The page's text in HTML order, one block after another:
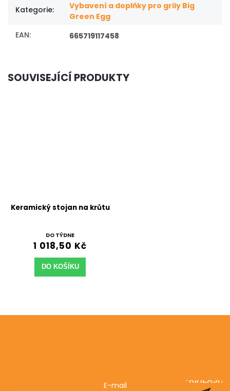
Kategorie:
Vybavení a doplňky pro grily Big
Green Egg
EAN: 665719117458
SOUVISEJÍCÍ PRODUKTY
Keramický stojan na krůtu
DO TÝDNE
1 018,50 Kč
DO KOŠÍKU
E-mail
PŘIHLÁSIT